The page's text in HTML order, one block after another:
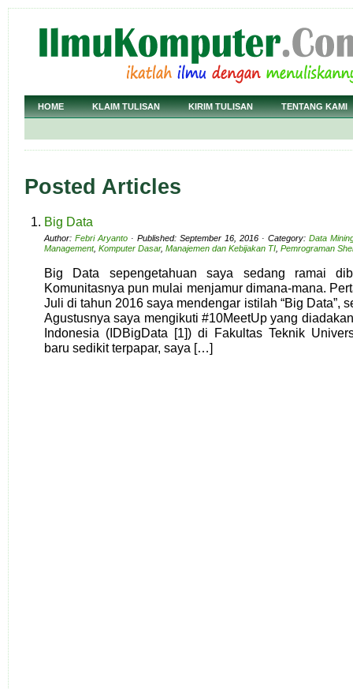
HOME KLAIM TULISAN KIRIM TULISAN TENTANG KAMI
Posted Articles
Big Data
Author: Febri Aryanto · Published: September 16, 2016 · Category: Data
Management, Komputer Dasar, Manajemen dan Kebijakan TI Pemrograman
Big Data sepengetahuan saya sedang ramai
Komunitasnya pun mulai menjamur dimana-mana.
Juli di tahun 2016 saya mendengar istilah “Big Data”,
Agustusnya saya mengikuti #10MeetUp yang
Indonesia (IDBigData [1]) di Fakultas Teknik
baru sedikit terpapar, saya […]